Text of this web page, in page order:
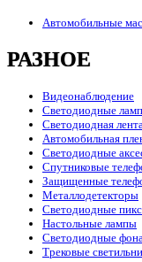
Автомобильные
РАЗНОЕ
Видеонаблюдение
Светодиодные
Светодиодная лента
Автомобильная
Светодиодные
Спутниковые
Защищенные
Металлодетекторы
Светодиодные
Настольные лампы
Светодиодные
Трековые